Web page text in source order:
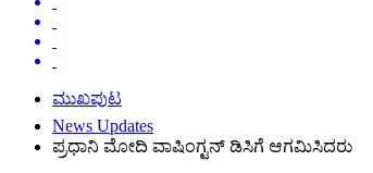
ಮುಖಪುಟ
News Updates
ಪ್ರಧಾನಿ ಮೋದಿ ವಾಷಿಂಗ್ಟನ್ ಡಿಸಿಗೆ ಆಗಮಿಸಿದರು